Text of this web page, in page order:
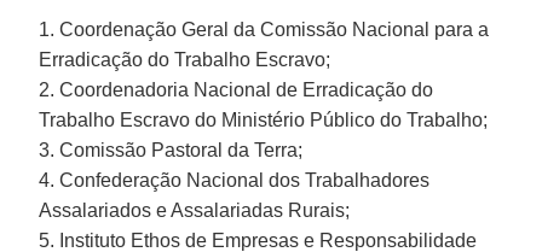
1. Coordenação Geral da Comissão Nacional para a
Erradicação do Trabalho Escravo;
2. Coordenadoria Nacional de Erradicação do
Trabalho Escravo do Ministério Público do Trabalho;
3. Comissão Pastoral da Terra;
4. Confederação Nacional dos Trabalhadores
Assalariados e Assalariadas Rurais;
5. Instituto Ethos de Empresas e Responsabilidade